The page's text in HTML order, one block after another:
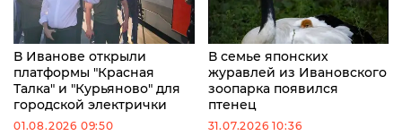
В Иванове открыли
платформы "Красная
Талка" и "Курьяново" для
городской электрички
01.08.2026 09:50
В семье японских
журавлей из Ивановского
зоопарка появился
птенец
31.07.2026 10:36